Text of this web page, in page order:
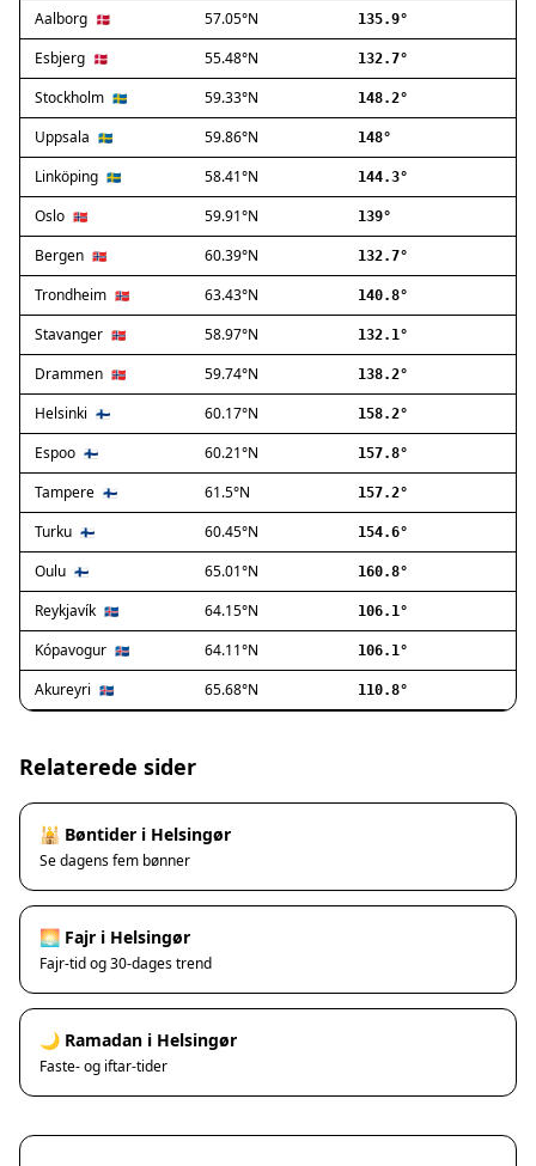
Haderslev
Albertslund
Allerød
Ballerup
Birkerød
Brøndby
Charlottenlund
Dragør
Farum
Fredensborg
Frederiksberg
Frederikssund
Frederiksværk
Gentofte
Gladsaxe
Glostrup
Greve
Hedehusene
Herlev
Hvidovre
Høje-Taastrup
Ishøj
Jyllinge
Lillerød
Lyngby
Vanløse
Haslev
Kalundborg
Korsør
Aalborg 🇩🇰 57.05°N 135.9°
Esbjerg 🇩🇰 55.48°N 132.7°
Stockholm 🇸🇪 59.33°N 148.2°
Uppsala 🇸🇪 59.86°N 148°
Linköping 🇸🇪 58.41°N 144.3°
Oslo 🇳🇴 59.91°N 139°
Bergen 🇳🇴 60.39°N 132.7°
Trondheim 🇳🇴 63.43°N 140.8°
Stavanger 🇳🇴 58.97°N 132.1°
Drammen 🇳🇴 59.74°N 138.2°
Helsinki 🇫🇮 60.17°N 158.2°
Espoo 🇫🇮 60.21°N 157.8°
Tampere 🇫🇮 61.5°N 157.2°
Turku 🇫🇮 60.45°N 154.6°
Oulu 🇫🇮 65.01°N 160.8°
Reykjavík 🇮🇸 64.15°N 106.1°
Kópavogur 🇮🇸 64.11°N 106.1°
Akureyri 🇮🇸 65.68°N 110.8°
Relaterede sider
🕌 Bøntider i Helsingør
Se dagens fem bønner
🌅 Fajr i Helsingør
Fajr-tid og 30-dages trend
🌙 Ramadan i Helsingør
Faste- og iftar-tider